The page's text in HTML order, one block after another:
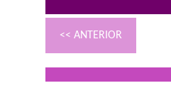
<< ANTERIOR